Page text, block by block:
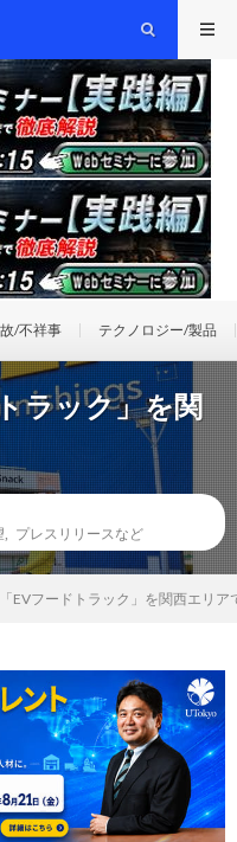
/不祥事 テクノロジー/製品
ラック」を関
プレスリリースなど
EVフードトラック」を関西エリア